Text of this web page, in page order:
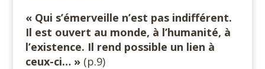
« Qui s’émerveille n’est pas indifférent.
Il est ouvert au monde, à l’humanité, à
l’existence. Il rend possible un lien à
ceux-ci… »(p.9)